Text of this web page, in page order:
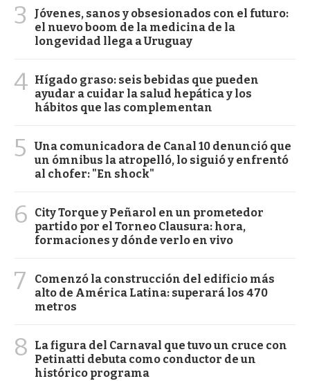
3
Jóvenes, sanos y obsesionados con el futuro:
el nuevo boom de la medicina de la
longevidad llega a Uruguay
4 Hígado graso: seis bebidas que pueden
ayudar a cuidar la salud hepática y los
hábitos que las complementan
5
Una comunicadora de Canal 10 denunció que
un ómnibus la atropelló, lo siguió y enfrentó
al chofer: "En shock"
6
City Torque y Peñarol en un prometedor
partido por el Torneo Clausura: hora,
formaciones y dónde verlo en vivo
7
Comenzó la construcción del edificio más
alto de América Latina: superará los 470
metros
8
La figura del Carnaval que tuvo un cruce con
Petinatti debuta como conductor de un
histórico programa